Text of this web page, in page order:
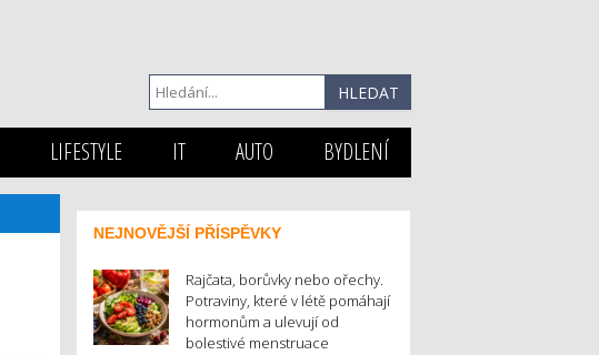
LIFESTYLE IT AUTO BYDLENÍ
NEJNOVĚJŠÍ PŘÍSPĚVKY
Rajčata, borůvky nebo ořechy.
Potraviny, které v létě pomáhají
hormonům a ulevují od
bolestivé menstruace